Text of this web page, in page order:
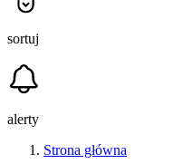
sortuj
alerty
Strona główna